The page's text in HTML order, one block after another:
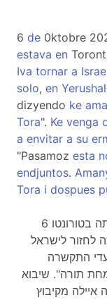
6 de 0ktobre
estava en
Iva tornar a
solo, en
dizyendo ke
Tora". Ke venga
a envitar a su
"Pasamoz esta
endjuntos.
Tora i dospues
6 באוקטובר 2023 היה יום שישי. ג'אקי הייתה בטורונטו
לחזור לישראל
עדי התקשרה
תורה". שיבוא
איילה מקיבוץ